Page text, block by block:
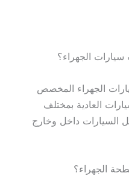
الجهراء؟
الجهراء المخصص
العادية بمختلف
السيارات داخل وخارج
الجهراء؟